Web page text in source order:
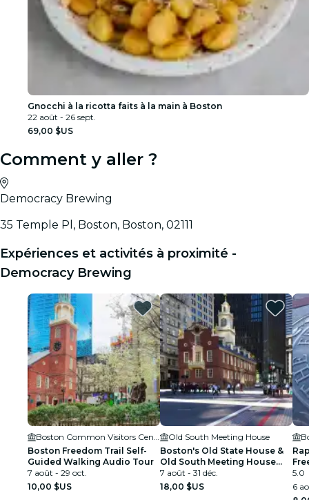
Gnocchi à la ricotta faits à la main à Boston
22 août - 26 sept.
69,00 $US
Comment y aller ?
Democracy Brewing
35 Temple Pl, Boston, Boston, 02111
Expériences et activités à proximité -
Democracy Brewing
Boston Freedom Trail Self-
Guided Walking Audio Tour
7 août - 29 oct.
10,00 $US
Old South Meeting House
Boston's Old State House &
Old South Meeting House
Museums
7 août - 31 déc.
18,00 $US
5.0
6